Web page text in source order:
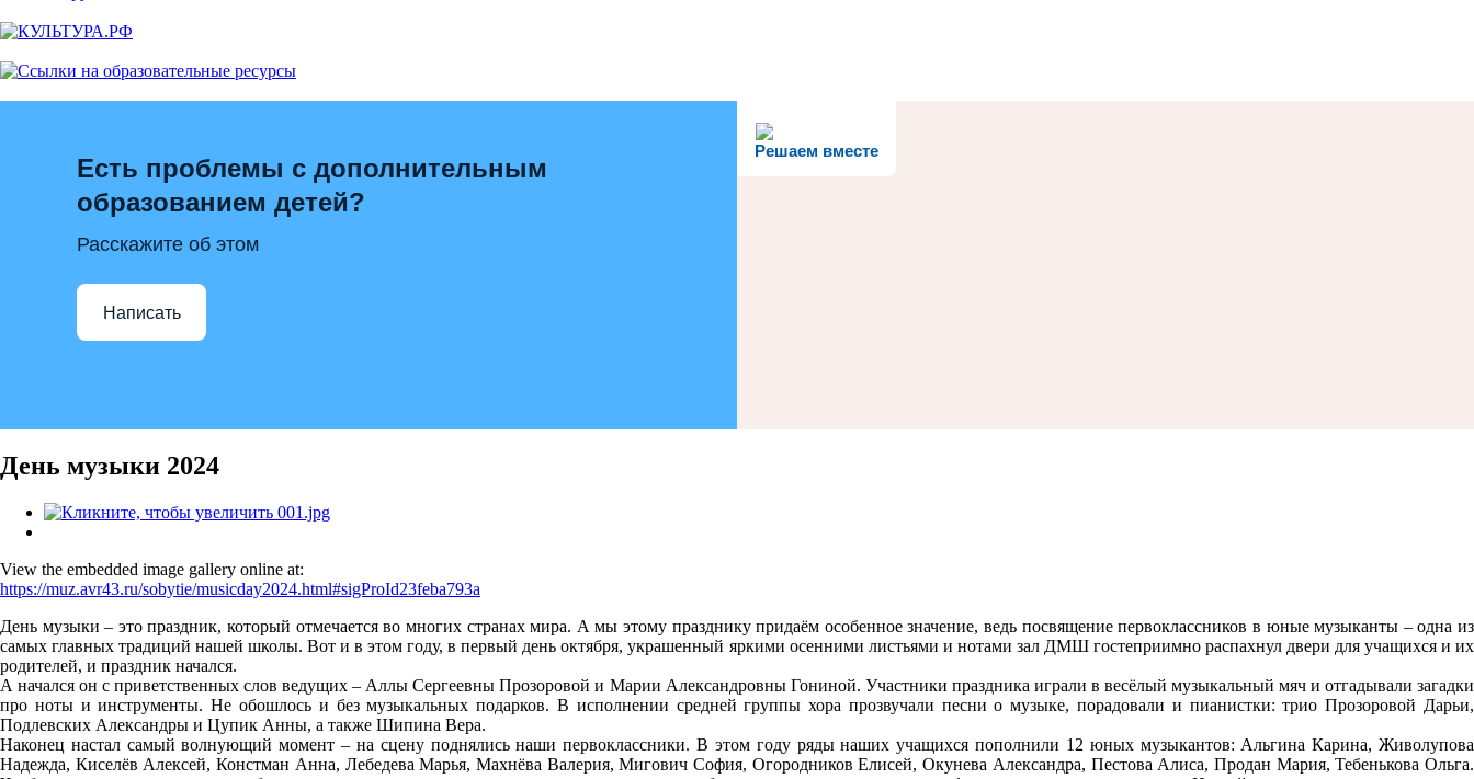
Решаем вместе
Есть проблемы с дополнительным
образованием детей?
Расскажите об этом
Написать
День музыки 2024
View the embedded image gallery online at:
https://muz.avr43.ru/sobytie/musicday2024.html#sigProId23feba793a
День музыки – это праздник, который отмечается во многих странах мира. А мы этому празднику придаём особенное значение, ведь посвящение первоклассников в юные музыканты – одна из
самых главных традиций нашей школы. Вот и в этом году, в первый день октября, украшенный яркими осенними листьями и нотами зал ДМШ гостеприимно распахнул двери для учащихся и их
родителей, и праздник начался.
А начался он с приветственных слов ведущих – Аллы Сергеевны Прозоровой и Марии Александровны Гониной. Участники праздника играли в весёлый музыкальный мяч и отгадывали загадки
про ноты и инструменты. Не обошлось и без музыкальных подарков. В исполнении средней группы хора прозвучали песни о музыке, порадовали и пианистки: трио Прозоровой Дарьи,
Подлевских Александры и Цупик Анны, а также Шипина Вера.
Наконец настал самый волнующий момент – на сцену поднялись наши первоклассники. В этом году ряды наших учащихся пополнили 12 юных музыкантов: Альгина Карина, Живолупова
Надежда, Киселёв Алексей, Констман Анна, Лебедева Марья, Махнёва Валерия, Мигович София, Огородников Елисей, Окунева Александра, Пестова Алиса, Продан Мария, Тебенькова Ольга.